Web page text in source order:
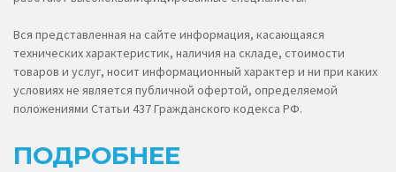
Вся представленная на сайте информация, касающаяся
технических характеристик, наличия на складе, стоимости
товаров и услуг, носит информационный характер и ни при каких
условиях не является публичной офертой, определяемой
положениями Статьи 437 Гражданского кодекса РФ.
ПОДРОБНЕЕ